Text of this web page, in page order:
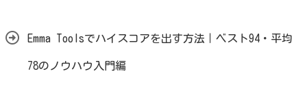
Emma Toolsでハイスコアを出す方法｜ベスト94・平均
78のノウハウ入門編